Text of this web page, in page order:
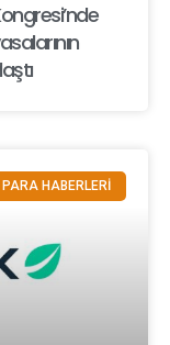
PARA HABERLERİ